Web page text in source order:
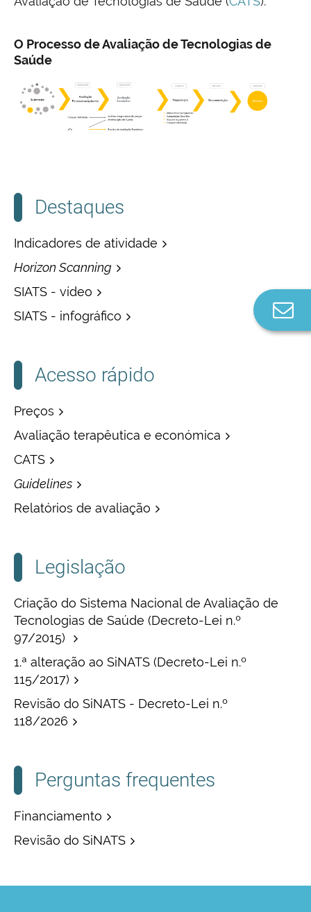
O Processo de Avaliação de Tecnologias de
Saúde
Destaques
Indicadores de atividade
Horizon Scanning
SIATS - vídeo
SIATS - infográfico
Acesso rápido
Preços
Avaliação terapêutica e económica
CATS
Guidelines
Relatórios de avaliação
Legislação
Criação do Sistema Nacional de Avaliação de
Tecnologias de Saúde (Decreto-Lei n.º
97/2015)
1.ª alteração ao SiNATS (Decreto-Lei n.º
115/2017)
Revisão do SiNATS - Decreto-Lei n.º
118/2026
Perguntas frequentes
Financiamento
Revisão do SiNATS